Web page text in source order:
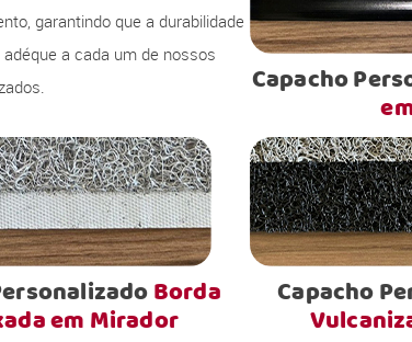
garantindo que a durabilidade
a cada um de nossos
Capacho
Borda
em Mirador
Capacho